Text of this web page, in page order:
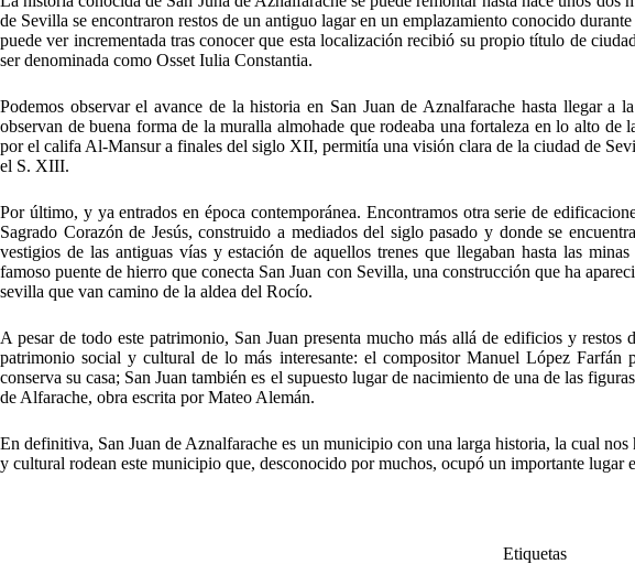
de Sevilla se encontraron restos de un antiguo lagar en un emplazamiento conocido
puede ver incrementada tras conocer que esta localización recibió su propio título de
ser denominada como Osset Iulia Constantia.
Podemos observar el avance de la historia en San Juan de Aznalfarache hasta llegar
observan de buena forma de la muralla almohade que rodeaba una fortaleza en lo alto de
por el califa Al-Mansur a finales del siglo XII, permitía una visión clara de la ciudad de
el S. XIII.
Por último, y ya entrados en época contemporánea. Encontramos otra serie de
Sagrado Corazón de Jesús, construido a mediados del siglo pasado y donde se
vestigios de las antiguas vías y estación de aquellos trenes que llegaban hasta las
famoso puente de hierro que conecta San Juan con Sevilla, una construcción que ha
sevilla que van camino de la aldea del Rocío.
A pesar de todo este patrimonio, San Juan presenta mucho más allá de edificios y
patrimonio social y cultural de lo más interesante: el compositor Manuel López Farfán
conserva su casa; San Juan también es el supuesto lugar de nacimiento de una de las
de Alfarache, obra escrita por Mateo Alemán.
En definitiva, San Juan de Aznalfarache es un municipio con una larga historia, la cual
y cultural rodean este municipio que, desconocido por muchos, ocupó un importante lugar
Etiquetas